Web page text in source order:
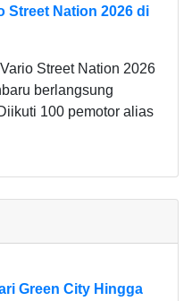
Street Nation 2026 di
Street Nation 2026
berlangsung
100 pemotor alias
Green City Hingga